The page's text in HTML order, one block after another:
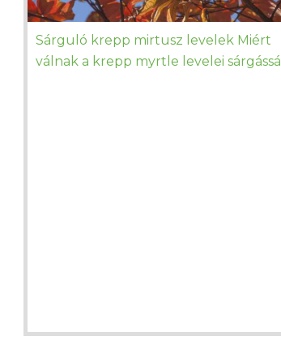
Sárguló krepp mirtusz levelek Miért
válnak a krepp myrtle levelei sárgássá